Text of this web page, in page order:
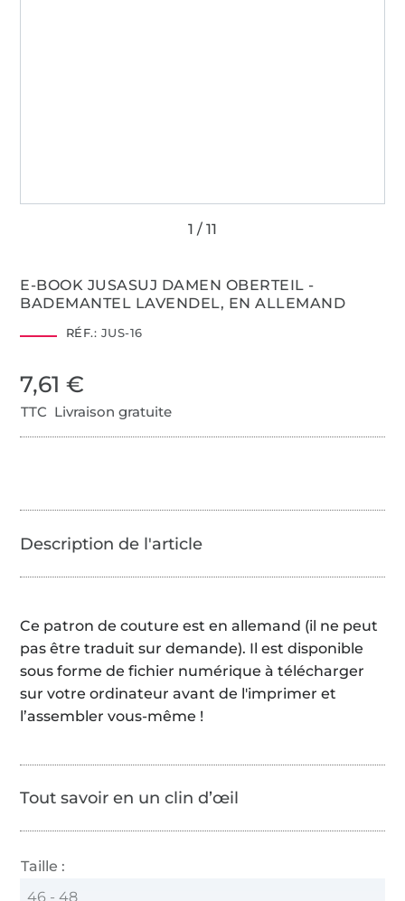
E-BOOK JUSASUJ DAMEN OBERTEIL -
BADEMANTEL LAVENDEL, EN ALLEMAND
RÉF.: JUS-16
7,61 €
TTC Livraison gratuite
Ce patron de couture est en allemand (il ne peut
pas être traduit sur demande). Il est disponible
sous forme de fichier numérique à télécharger
sur votre ordinateur avant de l'imprimer et
l’assembler vous-même !
Tout savoir en un clin d’œil
Taille :
46 - 48